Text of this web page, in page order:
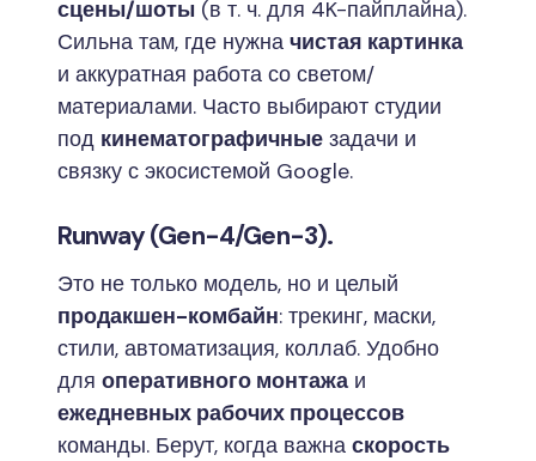
сцены/шоты (в т. ч. для 4K-пайплайна).
Сильна там, где нужна чистая картинка
и аккуратная работа со светом/
материалами. Часто выбирают студии
под кинематографичные задачи и
связку с экосистемой Google.
Runway (Gen-4/Gen-3).
Это не только модель, но и целый
продакшен-комбайн: трекинг, маски,
стили, автоматизация, коллаб. Удобно
для оперативного монтажа и
ежедневных рабочих процессов
команды. Берут, когда важна скорость